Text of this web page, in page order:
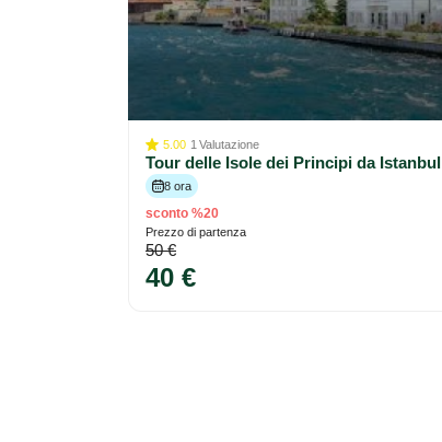
5.00 1 Valutazione
Tour delle Isole dei Principi da Istanbul
8 ora
sconto %20
Prezzo di partenza
50 €
40 €